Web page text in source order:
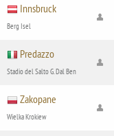
Innsbruck
Berg Isel
Predazzo
Stadio del Salto G. Dal Ben
Zakopane
Wielka Krokiew